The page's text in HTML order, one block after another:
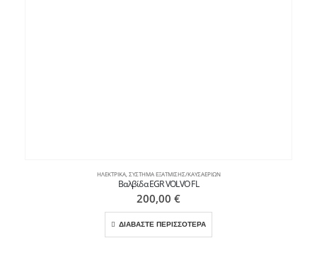
ΗΛΕΚΤΡΙΚΆ, ΣΎΣΤΗΜΑ ΕΞΆΤΜΙΣΗΣ/ΚΑΥΣΑΕΡΊΩΝ
Βαλβίδα EGR VOLVO FL
200,00 €
ΔΙΑΒΑΣΤΕ ΠΕΡΙΣΣΟΤΕΡΑ